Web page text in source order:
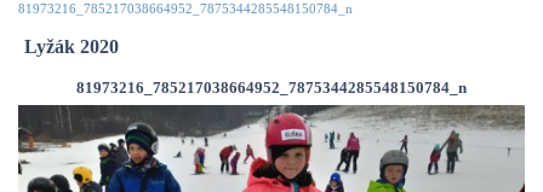
81973216_785217038664952_7875344285548150784_n
Lyžák 2020
81973216_785217038664952_7875344285548150784_n